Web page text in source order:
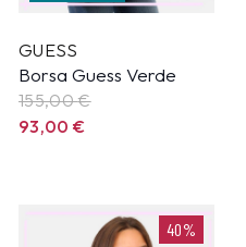
GUESS
Borsa Guess Verde
155,00€
93,00€
40%